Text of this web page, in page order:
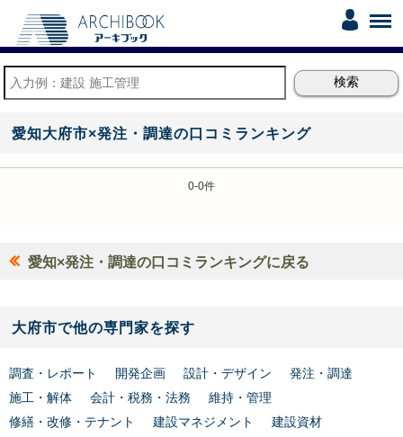
愛知大府市×発注・調達の口コミランキング
0-0件
愛知×発注・調達の口コミランキングに戻る
大府市で他の専門家を探す
調査・レポート 開発企画 設計・デザイン
発注・調達
施工・解体
会計・税務・法務
維持・管理
修繕・改修・テナント
建設マネジメント
建設資材